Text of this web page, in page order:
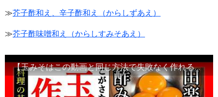
≫芥子酢和え、辛子酢和え（からしずあえ）
≫芥子酢味噌和え（からしすみそあえ）
【玉みそはこの動画と同じ方法で失敗なく作れるようになります】